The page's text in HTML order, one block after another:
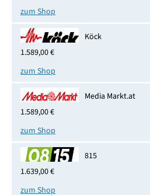
zum Shop
Köck
1.589,00 €
zum Shop
Media Markt.at
1.589,00 €
zum Shop
815
1.639,00 €
zum Shop